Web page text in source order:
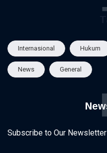
Internasional Hukum
News General
Subscribe to Our Newsletter